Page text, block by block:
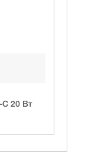
C 20 Вт